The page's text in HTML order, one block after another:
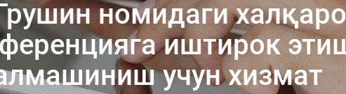
номидаги халқаро
иштирок
учун хизмат